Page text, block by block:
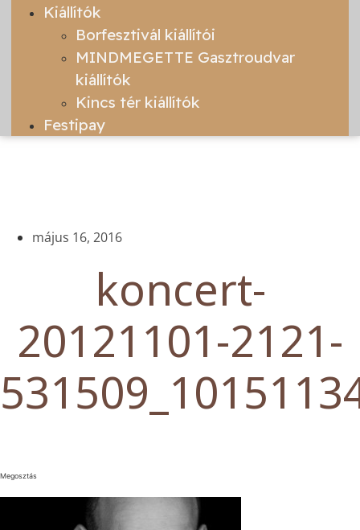
Kiállítók
Borfesztivál kiállítói
MINDMEGETTE Gasztroudvar
kiállítók
Kincs tér kiállítók
Festipay
május 16, 2016
koncert-
20121101-2121-
Megosztás